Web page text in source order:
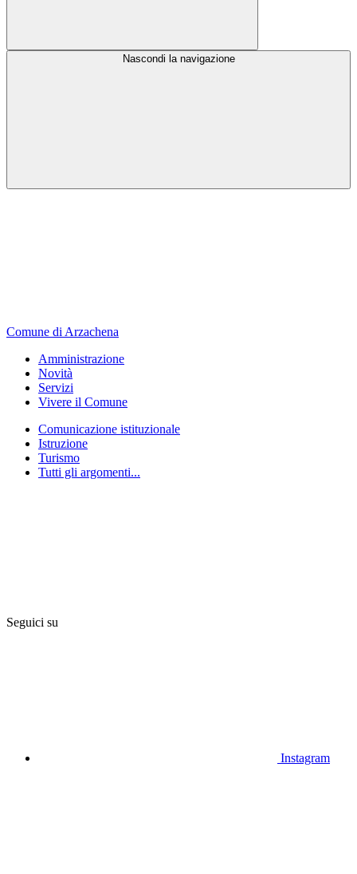
Nascondi la navigazione
Comune di Arzachena
Amministrazione
Novità
Servizi
Vivere il Comune
Comunicazione istituzionale
Istruzione
Turismo
Tutti gli argomenti...
Seguici su
Instagram